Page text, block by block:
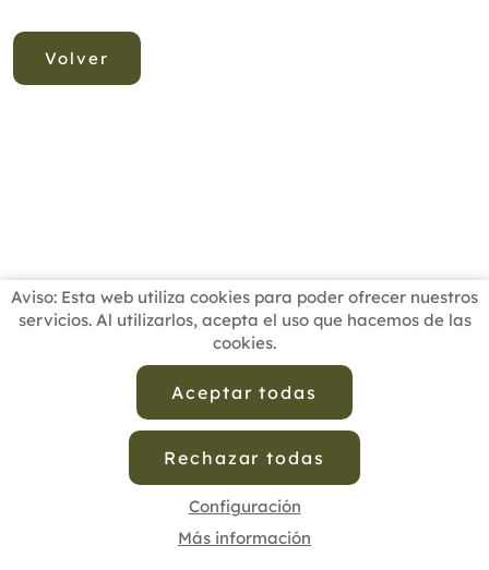
Volver
Aviso: Esta web utiliza cookies para poder ofrecer nuestros
servicios. Al utilizarlos, acepta el uso que hacemos de las
cookies.
Aceptar todas
Rechazar todas
Configuración
Más información
BUSCADOR PROFESIONALES
ESCUELAS RECOMENDADAS
CONTACTO
Política de Privacidad de Datos
Política de Calidad
Política de Cookies
Configuración de Cookies
© 2025 - Diseño y programación por